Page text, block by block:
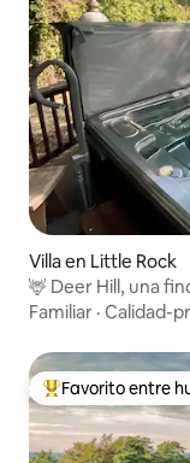
Villa en Little Rock
🦌 Deer Hill, una
🫶🏼
Familiar · Calidad-
Favorito entre
Favorito entre